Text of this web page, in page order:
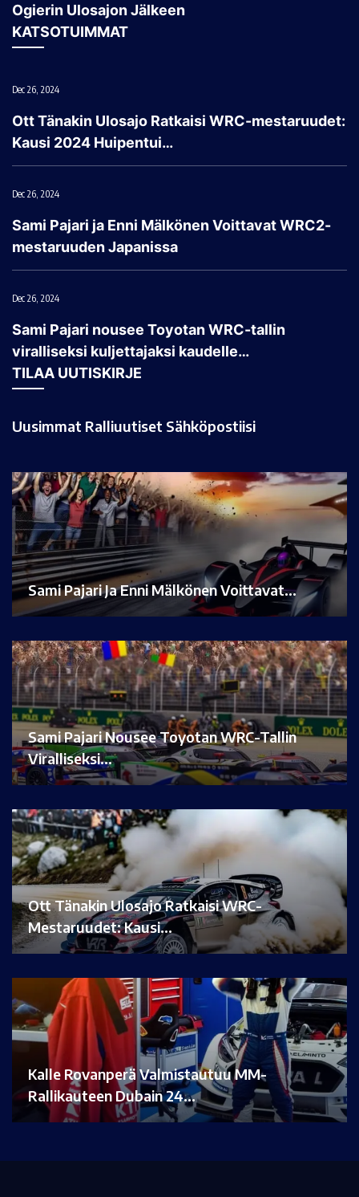
Ogierin Ulosajon Jälkeen
KATSOTUIMMAT
Dec 26, 2024
Ott Tänakin Ulosajo Ratkaisi WRC-mestaruudet:
Kausi 2024 Huipentui…
Dec 26, 2024
Sami Pajari ja Enni Mälkönen Voittavat WRC2-
mestaruuden Japanissa
Dec 26, 2024
Sami Pajari nousee Toyotan WRC-tallin
viralliseksi kuljettajaksi kaudelle…
TILAA UUTISKIRJE
Uusimmat Ralliuutiset Sähköpostiisi
Sami Pajari Ja Enni Mälkönen Voittavat…
Sami Pajari Nousee Toyotan WRC-Tallin
Viralliseksi…
Ott Tänakin Ulosajo Ratkaisi WRC-
Mestaruudet: Kausi…
Kalle Rovanperä Valmistautuu MM-
Rallikauteen Dubain 24…